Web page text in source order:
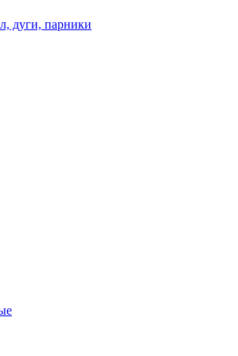
дуги, парники